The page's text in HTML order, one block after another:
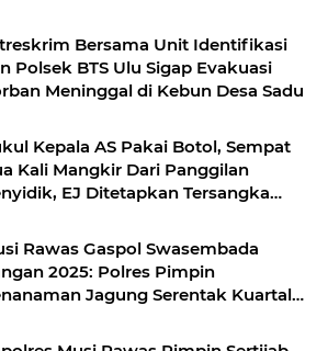
Bersama Unit Identifikasi
Polsek BTS Ulu Sigap Evakuasi
Meninggal di Kebun Desa Sadu
Kepala AS Pakai Botol, Sempat
Kali Mangkir Dari Panggilan
EJ Ditetapkan Tersangka
Rawas Gaspol Swasembada
2025: Polres Pimpin
Jagung Serentak Kuartal